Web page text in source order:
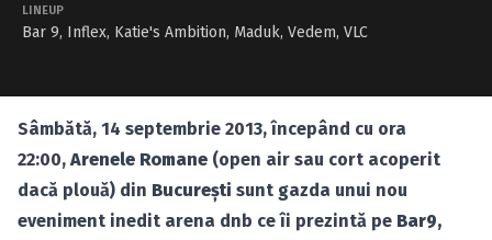
LINEUP
Bar 9, Inflex, Katie's Ambition, Maduk, Vedem, VLC
Sâmbătă, 14 septembrie 2013, începând cu ora
22:00,Arenele Romane (open air sau cort acoperit
dacă plouă) din Bucureşti sunt gazda unui nou
eveniment inedit arena dnb ce îi prezintă pe Bar9,